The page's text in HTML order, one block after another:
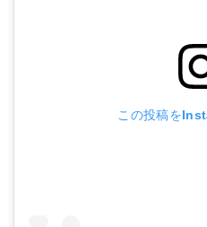
この投稿を